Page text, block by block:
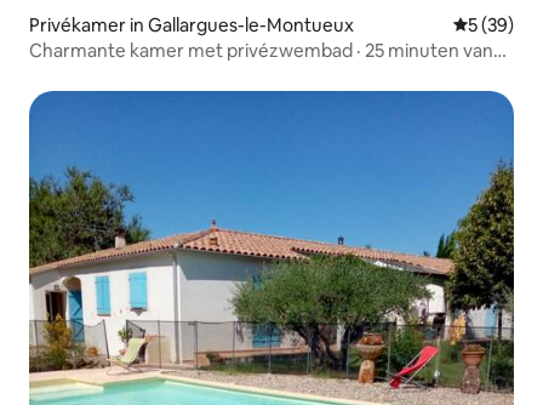
Privékamer in Gallargues-le-Montueux
5 (39)
Charmante kamer met privézwembad · 25 minuten van